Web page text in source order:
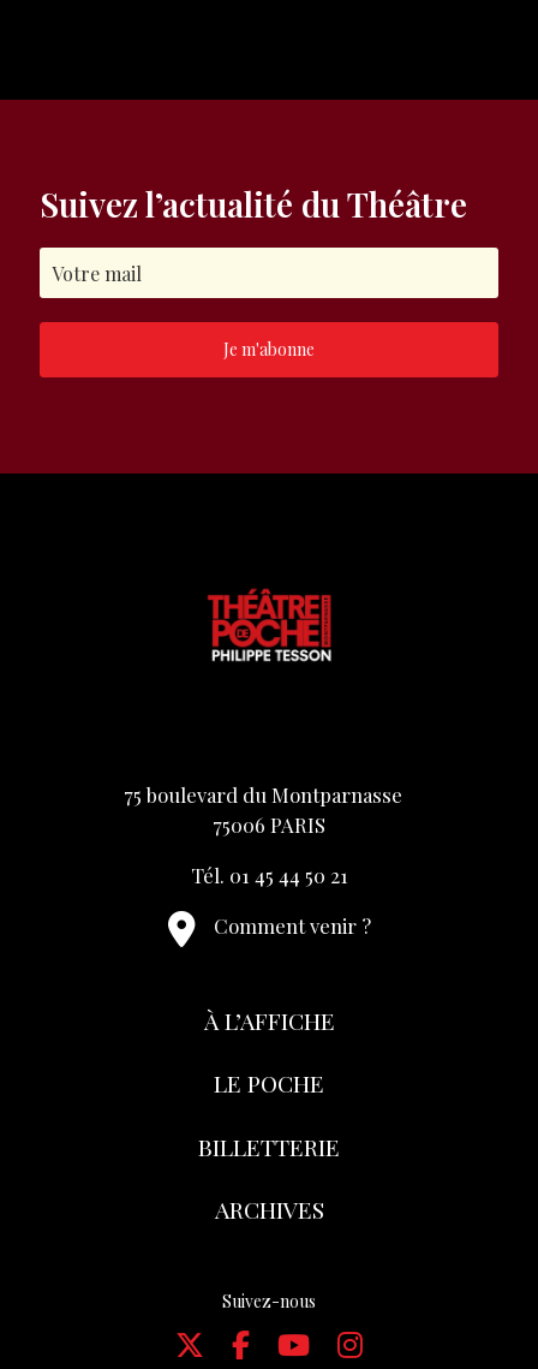
Suivez l’actualité du Théâtre
Je m'abonne
75 boulevard du Montparnasse
75006 PARIS
Tél. 01 45 44 50 21
Comment venir ?
À L’AFFICHE
LE POCHE
BILLETTERIE
ARCHIVES
Suivez-nous